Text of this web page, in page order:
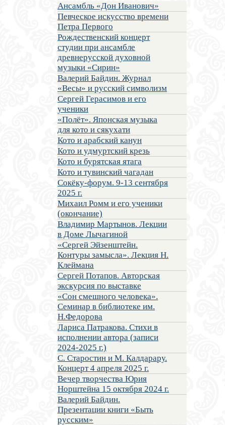
Ансамбль «Дон Иванович»
Певческое искусство времени
Петра Первого
Рождественский концерт
студии при ансамбле
древнерусской духовной
музыки «Сирин»
Валерий Байдин. Журнал
«Весы» и русский символизм
Сергей Герасимов и его
ученики
«Полёт». Японская музыка
для кото и сякухати
Кото и арабский канун
Кото и удмуртский крезь
Кото и бурятская ятага
Кото и тувинский чагадан
Сокёку-форум. 9-13 сентября
2025 г.
Михаил Ромм и его ученики
(окончание)
Владимир Мартынов. Лекции
в Доме Лычагиной
«Сергей Эйзенштейн.
Контуры замысла». Лекция Н.
Клеймана
Сергей Потапов. Авторская
экскурсия по выставке
«Сон смешного человека».
Семинар в библиотеке им.
Н.Федорова
Лариса Патракова. Стихи в
исполнении автора (записи
2024-2025 г.)
С. Старостин и М. Калдарару.
Концерт 4 апреля 2025 г.
Вечер творчества Юрия
Норштейна 15 октября 2024 г.
Валерий Байдин.
Презентации книги «Быть
русским»